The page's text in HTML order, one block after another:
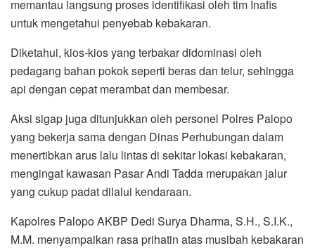
memantau langsung proses identifikasi oleh tim Inafis
untuk mengetahui penyebab kebakaran.
Diketahui, kios-kios yang terbakar didominasi oleh
pedagang bahan pokok seperti beras dan telur, sehingga
api dengan cepat merambat dan membesar.
Aksi sigap juga ditunjukkan oleh personel Polres Palopo
yang bekerja sama dengan Dinas Perhubungan dalam
menertibkan arus lalu lintas di sekitar lokasi kebakaran,
mengingat kawasan Pasar Andi Tadda merupakan jalur
yang cukup padat dilalui kendaraan.
Kapolres Palopo AKBP Dedi Surya Dharma, S.H., S.I.K.,
M.M. menyampaikan rasa prihatin atas musibah kebakaran